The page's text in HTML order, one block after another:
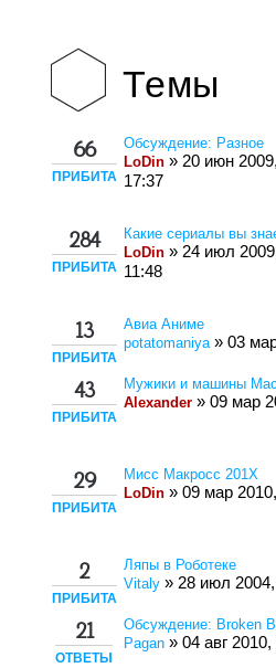
Темы
66
ПРИБИТА
Обсуждение: Разное
LoDin » 20 июн 2009,
17:37
284
ПРИБИТА
Какие сериалы вы
LoDin » 24 июл
11:48
13
ПРИБИТА
Авиа Аниме
potatomaniya » 03
43
ПРИБИТА
Мужики и машины
Alexander » 09 мар
29
ПРИБИТА
Мисс Макросс 201X
LoDin » 09 мар
2
ПРИБИТА
Ляпы в Роботеке
Vitaly » 28 июл
21
ОТВЕТЫ
Обсуждение: Broken
Pagan » 04 авг